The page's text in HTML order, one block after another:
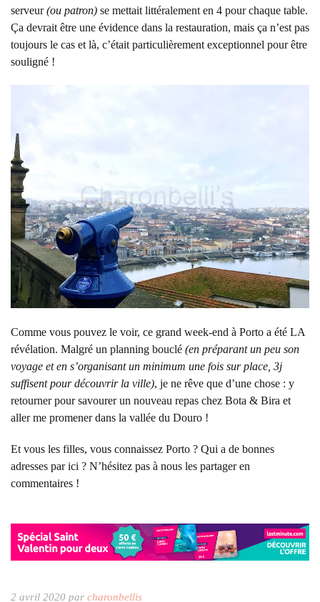
serveur(ou patron) se mettait littéralement en 4 pour chaque table.
Ça devrait être une évidence dans la restauration, mais ça n’est pas
toujours le cas et là, c’était particulièrement exceptionnel pour être
souligné !
Comme vous pouvez le voir, ce grand week-end à Porto a été LA
révélation. Malgré un planning bouclé (en préparant un peu son
voyage et en s’organisant un minimum une fois sur place, 3j
suffisent pour découvrir la ville), je ne rêve que d’une chose : y
retourner pour savourer un nouveau repas chez Bota & Bira et
aller me promener dans la vallée du Douro !
Et vous les filles, vous connaissez Porto ? Qui a de bonnes
adresses par ici ? N’hésitez pas à nous les partager en
commentaires !
2 avril 2020 par charonbellis